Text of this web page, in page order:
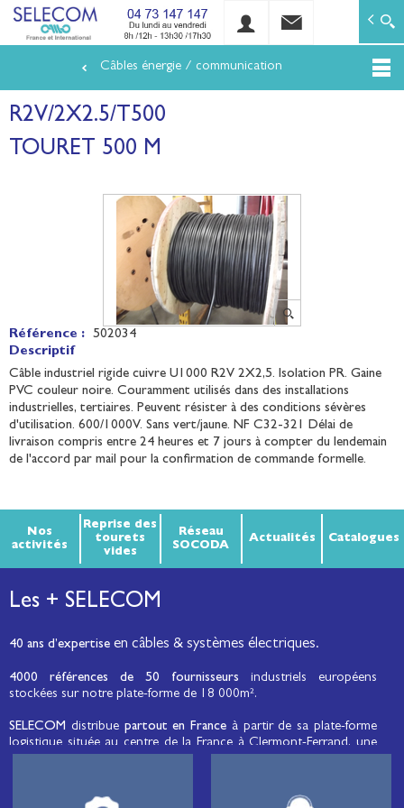
au
contenu
SELECOM
Matériels de réseaux électriques basse tension et
Câbles énergie / communication
R2V/2X2.5/T500
TOURET 500 M
Référence : 502034
Descriptif
Câble industriel rigide cuivre U1000 R2V 2X2,5. Isolation PR. Gaine
PVC couleur noire. Couramment utilisés dans des installations
industrielles, tertiaires. Peuvent résister à des conditions sévères
d'utilisation. 600/1000V. Sans vert/jaune. NF C32-321 Délai de
livraison compris entre 24 heures et 7 jours à compter du lendemain
de l'accord par mail pour la confirmation de commande formelle.
Nos
activités
Reprise des
tourets
vides
Réseau
SOCODA
Actualités Catalogues
Les + SELECOM
40 ans d’expertise en câbles & systèmes électriques.
4000 références de 50 fournisseurs industriels européens
stockées sur notre plate-forme de 18 000m².
SELECOM distribue partout en France à partir de sa plate-forme
logistique située au centre de la France à Clermont-Ferrand, une
, de matériel